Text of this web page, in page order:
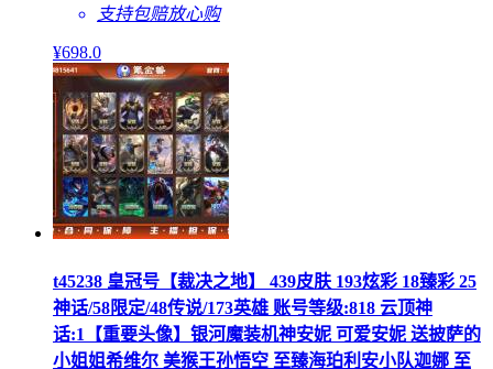
支持包赔放心购
¥698.0
t45238 皇冠号【裁决之地】 439皮肤 193炫彩 18臻彩 25
神话/58限定/48传说/173英雄 账号等级:818 云顶神
话:1【重要头像】银河魔装机神安妮 可爱安妮 送披萨的
小姐姐希维尔 美猴王孙悟空 至臻海珀利安小队迦娜 至